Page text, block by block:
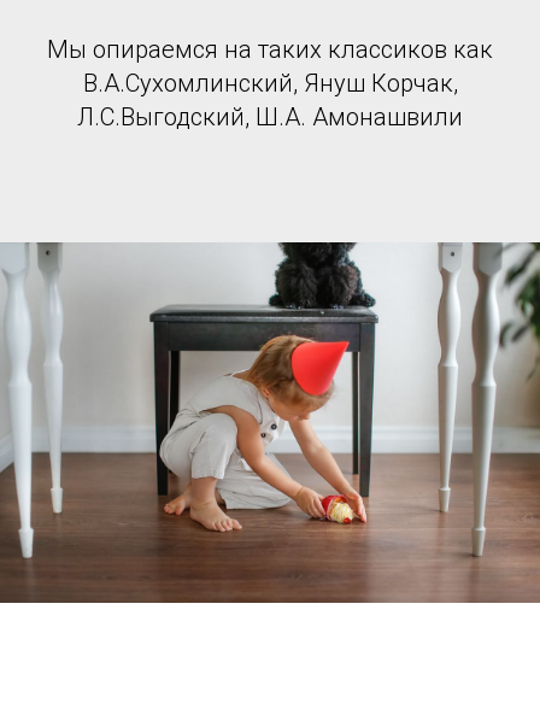
Мы опираемся на таких классиков как
В.А.Сухомлинский, Януш Корчак,
Л.С.Выгодский, Ш.А. Амонашвили